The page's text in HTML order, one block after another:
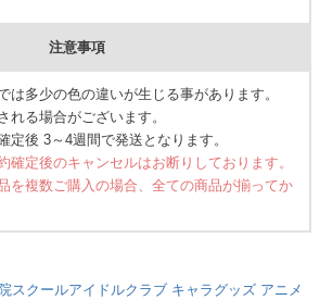
注意事項
は多少の色の違いが生じる事があります。
れる場合がございます。
定後 3～4週間で発送となります。
確定後のキャンセルはお断りしております。
を複数ご購入の場合、全ての商品が揃ってか
スクールアイドルクラブ キャラグッズ アニメ